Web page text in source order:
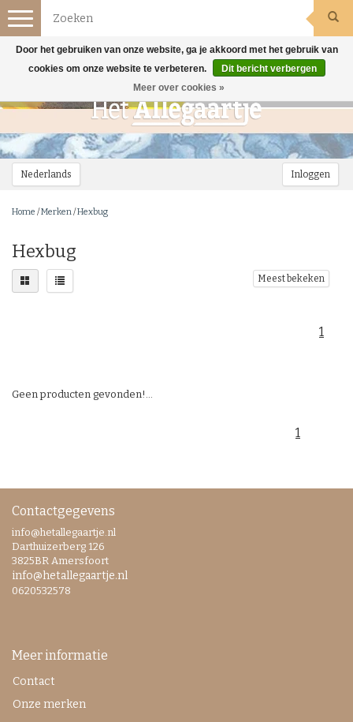
Nederlands Inloggen
Toggle
navigation
Home /Merken/Hexbug
Hexbug
Meest bekeken
1
Geen producten gevonden!...
1
Contactgegevens
info@hetallegaartje.nl
Darthuizerberg 126
3825BR Amersfoort
info@hetallegaartje.nl
0620532578
Meer informatie
Contact
Onze merken
Door het gebruiken van onze website, ga je akkoord met het gebruik van
cookies om onze website te verbeteren.
Dit bericht verbergen
Meer over cookies »